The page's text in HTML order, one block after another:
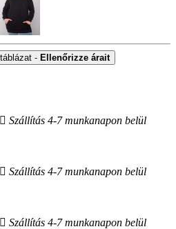
- Ellenőrizze árait
Szállítás 4-7 munkanapon belül
Szállítás 4-7 munkanapon belül
Szállítás 4-7 munkanapon belül